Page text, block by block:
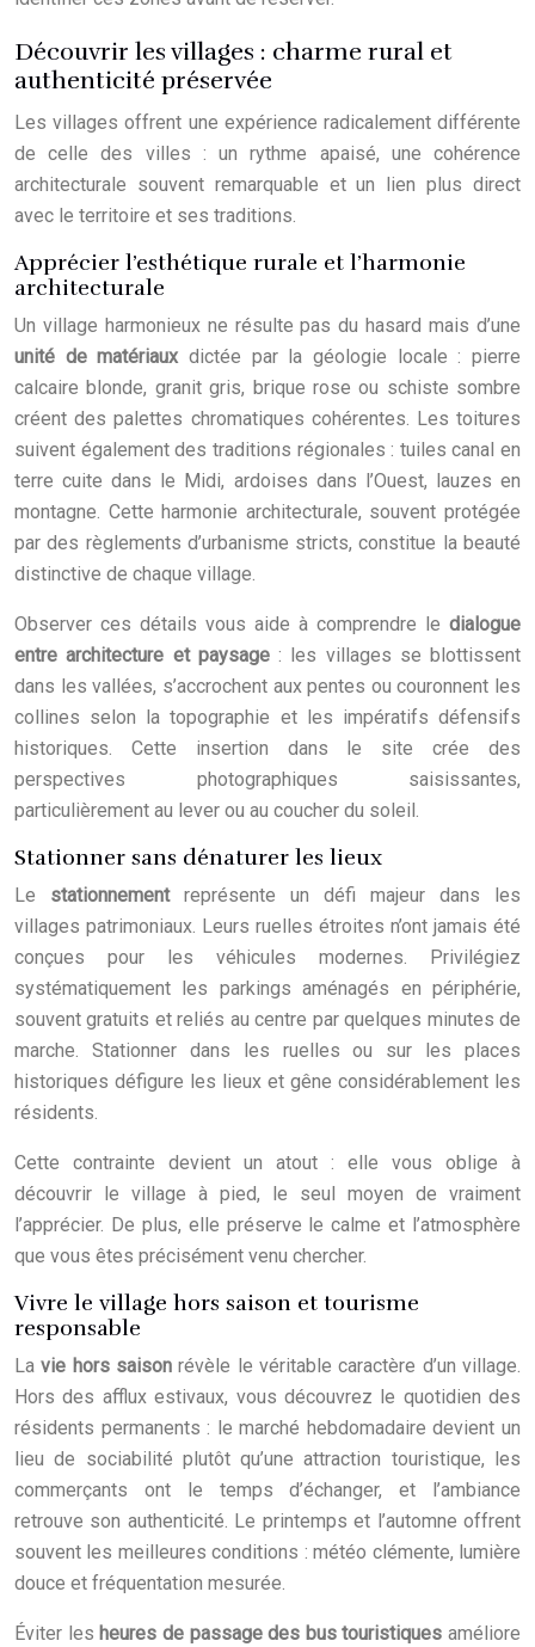
Découvrir les villages : charme rural et
authenticité préservée
Les villages offrent une expérience radicalement différente
de celle des villes : un rythme apaisé, une cohérence
architecturale souvent remarquable et un lien plus direct
avec le territoire et ses traditions.
Apprécier l’esthétique rurale et l’harmonie
architecturale
Un village harmonieux ne résulte pas du hasard mais d’une
unité de matériauxdictée par la géologie locale : pierre
calcaire blonde, granit gris, brique rose ou schiste sombre
créent des palettes chromatiques cohérentes. Les toitures
suivent également des traditions régionales : tuiles canal en
terre cuite dans le Midi, ardoises dans l’Ouest, lauzes en
montagne. Cette harmonie architecturale, souvent protégée
par des règlements d’urbanisme stricts, constitue la beauté
distinctive de chaque village.
Observer ces détails vous aide à comprendre le dialogue
entre architecture et paysage: les villages se blottissent
dans les vallées, s’accrochent aux pentes ou couronnent les
collines selon la topographie et les impératifs défensifs
historiques. Cette insertion dans le site crée des
perspectives photographiques saisissantes,
particulièrement au lever ou au coucher du soleil.
Stationner sans dénaturer les lieux
Le stationnementreprésente un défi majeur dans les
villages patrimoniaux. Leurs ruelles étroites n’ont jamais été
conçues pour les véhicules modernes. Privilégiez
systématiquement les parkings aménagés en périphérie,
souvent gratuits et reliés au centre par quelques minutes de
marche. Stationner dans les ruelles ou sur les places
historiques défigure les lieux et gêne considérablement les
résidents.
Cette contrainte devient un atout : elle vous oblige à
découvrir le village à pied, le seul moyen de vraiment
l’apprécier. De plus, elle préserve le calme et l’atmosphère
que vous êtes précisément venu chercher.
Vivre le village hors saison et tourisme
responsable
Lavie hors saison révèle le véritable caractère d’un village.
Hors des afflux estivaux, vous découvrez le quotidien des
résidents permanents : le marché hebdomadaire devient un
lieu de sociabilité plutôt qu’une attraction touristique, les
commerçants ont le temps d’échanger, et l’ambiance
retrouve son authenticité. Le printemps et l’automne offrent
souvent les meilleures conditions : météo clémente, lumière
douce et fréquentation mesurée.
Éviter les heures de passage des bus touristiques améliore